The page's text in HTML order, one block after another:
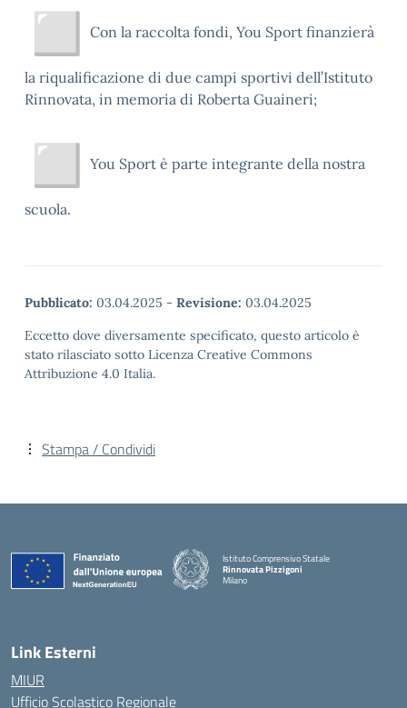
Con la raccolta fondi, You Sport finanzierà
la riqualificazione di due campi sportivi dell’Istituto
Rinnovata, in memoria di Roberta Guaineri;
You Sport è parte integrante della nostra
scuola.
Pubblicato: 03.04.2025 - Revisione: 03.04.2025
Eccetto dove diversamente specificato, questo articolo è
stato rilasciato sotto Licenza Creative Commons
Attribuzione 4.0 Italia.
Stampa / Condividi
Istituto Comprensivo Statale
Rinnovata Pizzigoni
Milano
Link Esterni
MIUR
Ufficio Scolastico Regionale